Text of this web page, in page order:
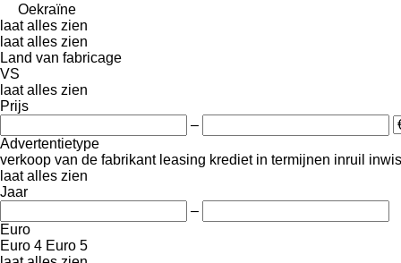
Oekraïne
laat alles zien
laat alles zien
Land van fabricage
VS
laat alles zien
Prijs
–
Advertentietype
verkoop van de fabrikant leasing krediet in termijnen inruil
laat alles zien
Jaar
–
Euro
Euro 4 Euro 5